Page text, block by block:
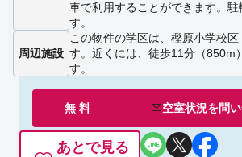
車で利用することができます。駐
す。
周辺施設
この物件の学区は、樫原小学校
す。近くには、徒歩11分（850m
す。
無 料 空室状況を問
あとで見る